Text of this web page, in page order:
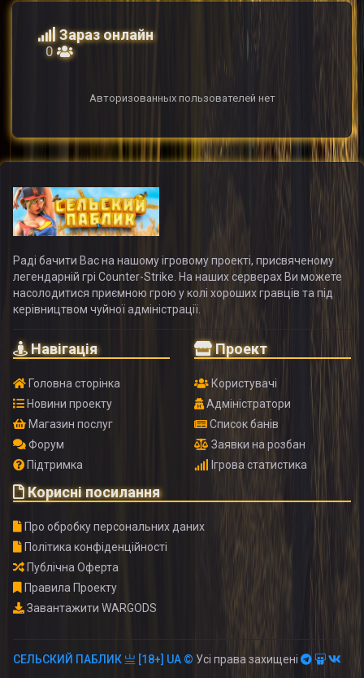
Зараз онлайн
0
Авторизованных пользователей нет
Раді бачити Вас на нашому ігровому проекті, присвяченому
легендарній грі Counter-Strike. На наших серверах Ви можете
насолодитися приємною грою у колі хороших гравців та під
керівництвом чуйної адміністрації.
Навігація
Головна сторінка
Новини проекту
Магазин послуг
Форум
Підтримка
Проект
Користувачі
Адміністратори
Список банів
Заявки на розбан
Ігрова статистика
Корисні посилання
Про обробку персональних даних
Політика конфіденційності
Публічна Оферта
Правила Проекту
Завантажити WARGODS
СЕЛЬСКИЙ ПАБЛИК 亗 [18+] UA © Усі права захищені